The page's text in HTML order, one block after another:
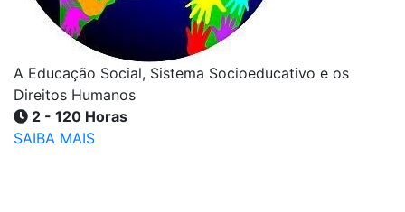
A Educação Social, Sistema Socioeducativo e os
Direitos Humanos
2 - 120 Horas
SAIBA MAIS